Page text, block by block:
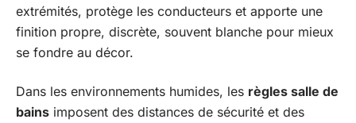
extrémités, protège les conducteurs et apporte une
finition propre, discrète, souvent blanche pour mieux
se fondre au décor.
Dans les environnements humides, les règles salle de
bains imposent des distances de sécurité et des